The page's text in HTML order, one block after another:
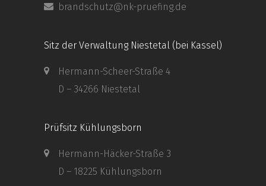
brandschutz@nk-pruefing.de
Sitz der Verwaltung Niestetal (bei Kassel)
Hermann-Scheer-Straße 4
D – 34266 Niestetal
Prüfsitz Kühlungsborn
Hermann-Häcker-Straße 3
D – 18225 Kühlungsborn